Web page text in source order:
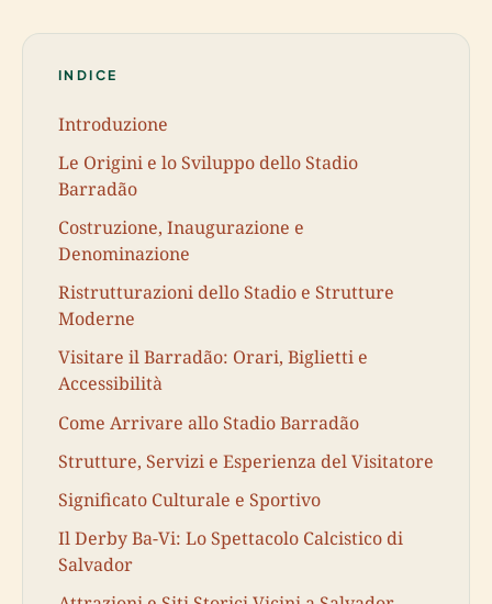
INDICE
Introduzione
Le Origini e lo Sviluppo dello Stadio
Barradão
Costruzione, Inaugurazione e
Denominazione
Ristrutturazioni dello Stadio e Strutture
Moderne
Visitare il Barradão: Orari, Biglietti e
Accessibilità
Come Arrivare allo Stadio Barradão
Strutture, Servizi e Esperienza del Visitatore
Significato Culturale e Sportivo
Il Derby Ba-Vi: Lo Spettacolo Calcistico di
Salvador